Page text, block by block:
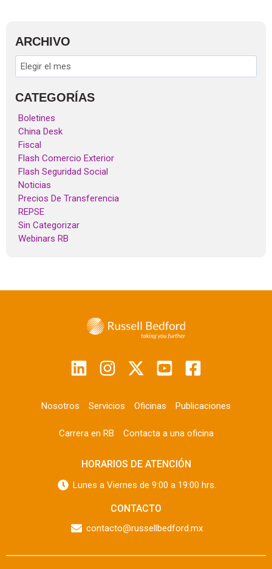
ARCHIVO
CATEGORÍAS
Boletines
China Desk
Fiscal
Flash Comercio Exterior
Flash Seguridad Social
Noticias
Precios De Transferencia
REPSE
Sin Categorizar
Webinars RB
Nosotros Servicios Oficinas Publicaciones
Carrera en RB Contacta a una oficina
HORARIOS DE ATENCIÓN
Lunes a Viernes de 9:00 a 19:00 hrs.
CONTACTO
contacto@russellbedford.mx